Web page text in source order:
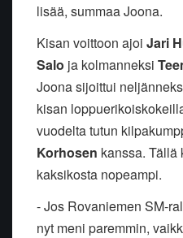
lisää, summaa Joona.
Kisan voittoon ajoi Jari
Salo ja kolmanneksi
Joona sijoittui
kisan
vuodelta tutun
Korhosen kanssa. Tällä
kaksikosta nopeampi.
- Jos Rovaniemen SM-
nyt meni paremmin,